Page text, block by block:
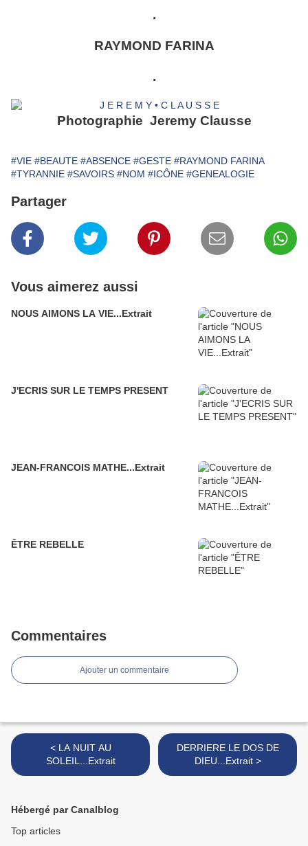
.
RAYMOND FARINA
.
Photographie Jeremy Clausse
#VIE #BEAUTE #ABSENCE #GESTE #RAYMOND FARINA
#TYRANNIE #SAVOIRS #NOM #ICÔNE #GENEALOGIE
Partager
Vous aimerez aussi
NOUS AIMONS LA VIE...Extrait
J'ECRIS SUR LE TEMPS PRESENT
JEAN-FRANCOIS MATHE...Extrait
ÊTRE REBELLE
Commentaires
Ajouter un commentaire
< LA NUIT AU
SOLEIL...Extrait
DERRIERE LE DOS DE
DIEU...Extrait >
Hébergé par Canalblog
Top articles